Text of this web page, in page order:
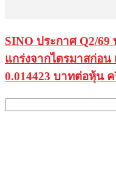
SINO ประกาศ Q2/
แกร่งจากไตรมาสก่อน
0.014423 บาทต่อหุ้น